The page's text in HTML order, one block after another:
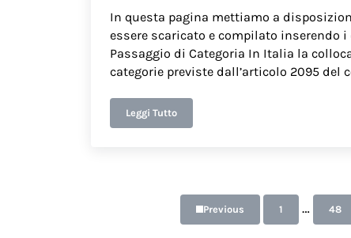
In questa pagina mettiamo a
essere scaricato e compilato inserendo
Passaggio di Categoria In Italia la
categorie previste dall’articolo 2095 del
Leggi TuttoFac Simile Lettera di Passaggio di Categoria
Previous Page
1 Interim
… Page
48